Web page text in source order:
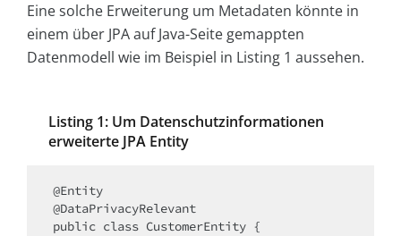
Eine solche Erweiterung um Metadaten könnte in
einem über JPA auf Java-Seite gemappten
Datenmodell wie im Beispiel in Listing 1 aussehen.
Listing 1: Um Datenschutzinformationen
erweiterte JPA Entity
@Entity
@DataPrivacyRelevant
public class CustomerEntity {